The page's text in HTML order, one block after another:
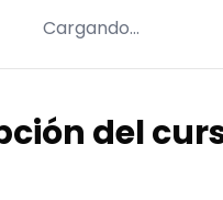
del
Cargando…